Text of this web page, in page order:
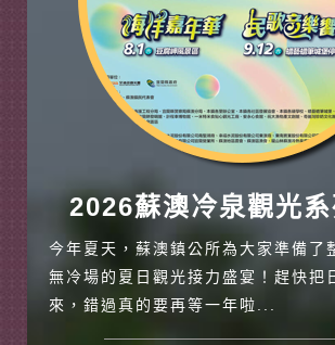
2026蘇澳冷泉觀光
今年夏天，蘇澳鎮公所為大家準備了
無冷場的夏日觀光接力盛宴！趕快把
來，錯過真的要再等一年啦...